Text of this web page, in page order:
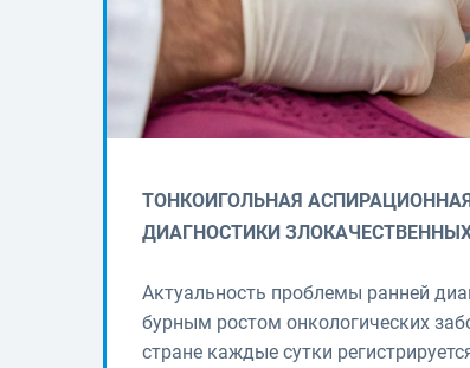
ТОНКОИГОЛЬНАЯ
ДИАГНОСТИКИ
Актуальность проблемы ранней
бурным ростом онкологических
стране каждые сутки